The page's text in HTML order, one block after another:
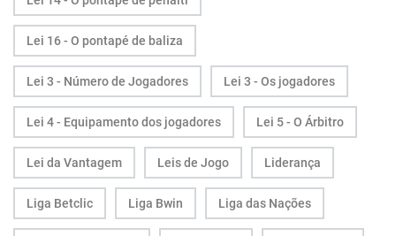
Lei 16 - O pontapé de baliza
Lei 3 - Número de Jogadores Lei 3 - Os jogadores
Lei 4 - Equipamento dos jogadores Lei 5 - O Árbitro
Lei da Vantagem Leis de Jogo Liderança
Liga Betclic Liga Bwin Liga das Nações